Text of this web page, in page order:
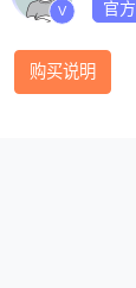
V
官方
购买说明